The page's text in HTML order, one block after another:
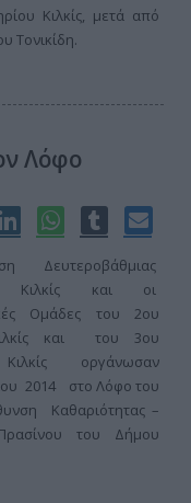
Κιλκίς, μετά από
Τονικίδη.
Λόφο
Δευτεροβάθμιας
Κιλκίς και οι
Ομάδες του 2ου
και του 3ου
οργάνωσαν
2014 στο Λόφο του
Καθαριότητας –
του Δήμου